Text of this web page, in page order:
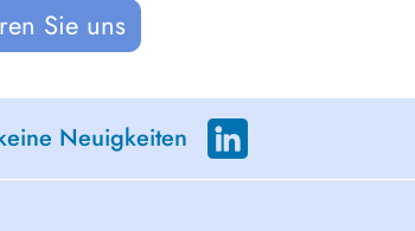
Sie uns
Neuigkeiten